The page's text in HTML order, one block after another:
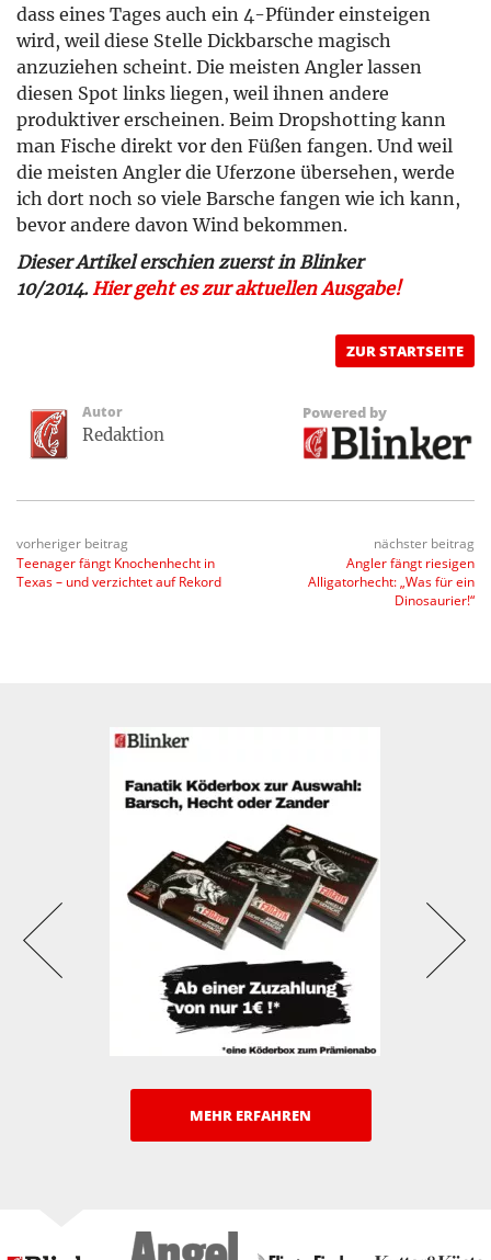
dass eines Tages auch ein 4-Pfünder einsteigen
wird, weil diese Stelle Dickbarsche magisch
anzuziehen scheint. Die meisten Angler lassen
diesen Spot links liegen, weil ihnen andere
produktiver erscheinen. Beim Dropshotting kann
man Fische direkt vor den Füßen fangen. Und weil
die meisten Angler die Uferzone übersehen, werde
ich dort noch so viele Barsche fangen wie ich kann,
bevor andere davon Wind bekommen.
Dieser Artikel erschien zuerst in Blinker
10/2014. Hier geht es zur aktuellen Ausgabe!
ZUR STARTSEITE
Autor
Redaktion
Powered by
vorheriger beitrag
Teenager fängt Knochenhecht in
Texas – und verzichtet auf Rekord
nächster beitrag
Angler fängt riesigen
Alligatorhecht: „Was für ein
Dinosaurier!“
MEHR ERFAHREN